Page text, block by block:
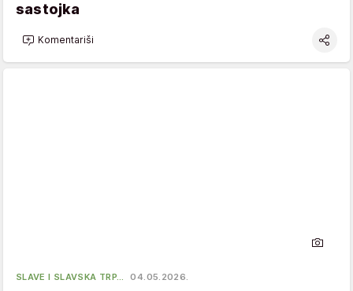
sastojka
Komentariši
SLAVE I SLAVSKA TRP… 04.05.2026.